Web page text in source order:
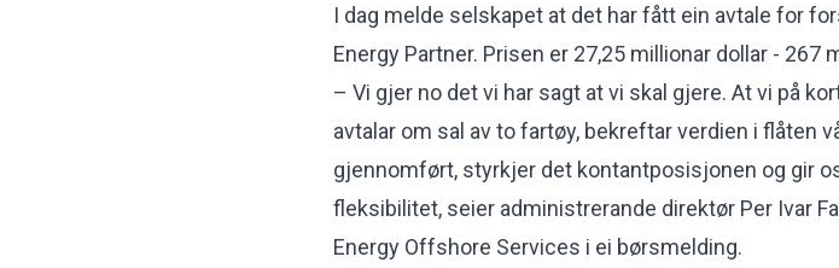
I dag melde selskapet at det har fått ein avtale for
Energy Partner. Prisen er 27,25 millionar dollar - 267
– Vi gjer no det vi har sagt at vi skal gjere. At vi på
avtalar om sal av to fartøy, bekreftar verdien i flåten
gjennomført, styrkjer det kontantposisjonen og gir
fleksibilitet, seier administrerande direktør Per Ivar
Energy Offshore Services i ei børsmelding.